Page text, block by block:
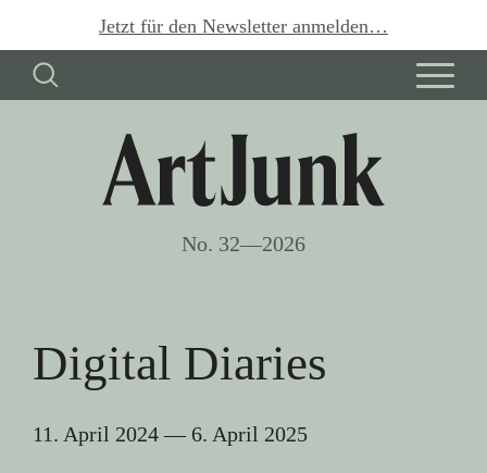
Jetzt für den Newsletter anmelden…
No. 32—2026
Digital Diaries
11. April 2024— 6. April 2025